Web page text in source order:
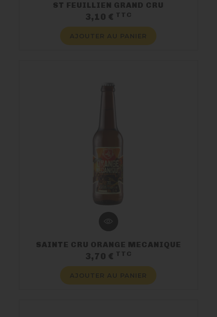
ST FEUILLIEN GRAND CRU
3,10 € TTC
AJOUTER AU PANIER
SAINTE CRU ORANGE MECANIQUE
3,70 € TTC
AJOUTER AU PANIER